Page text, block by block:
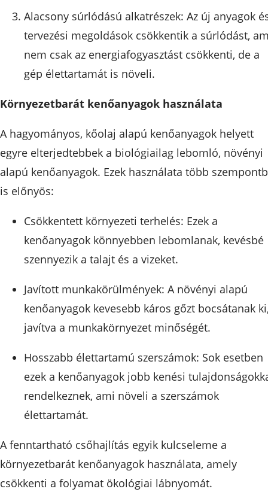
Alacsony súrlódású alkatrészek: Az új anyagok
tervezési megoldások csökkentik a súrlódást,
nem csak az energiafogyasztást csökkenti, de a
gép élettartamát is növeli.
Környezetbarát kenőanyagok használata
A hagyományos, kőolaj alapú kenőanyagok helyett
egyre elterjedtebbek a biológiailag lebomló, növényi
alapú kenőanyagok. Ezek használata több
is előnyös:
Csökkentett környezeti terhelés: Ezek a
kenőanyagok könnyebben lebomlanak, kevésbé
szennyezik a talajt és a vizeket.
Javított munkakörülmények: A növényi alapú
kenőanyagok kevesebb káros gőzt bocsátanak
javítva a munkakörnyezet minőségét.
Hosszabb élettartamú szerszámok: Sok esetben
ezek a kenőanyagok jobb kenési
rendelkeznek, ami növeli a szerszámok
élettartamát.
A fenntartható csőhajlítás egyik kulcseleme a
környezetbarát kenőanyagok használata, amely
csökkenti a folyamat ökológiai lábnyomát.